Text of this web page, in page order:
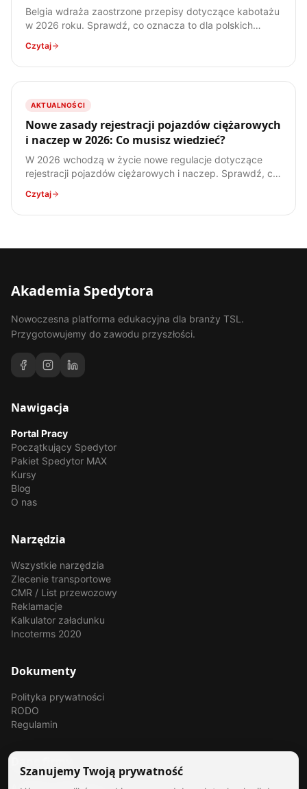
Szanujemy Twoją prywatność
Belgia wdraża zaostrzone przepisy dotyczące kabotażu
w 2026 roku. Sprawdź, co oznacza to dla polskich
Czytaj
AKTUALNOŚCI
Nowe zasady rejestracji pojazdów ciężarowych
i naczep w 2026: Co musisz wiedzieć?
W 2026 wchodzą w życie nowe regulacje dotyczące
rejestracji pojazdów ciężarowych i naczep. Sprawdź, co
zmiany.
Czytaj
Akademia Spedytora
Nowoczesna platforma edukacyjna dla branży TSL.
Przygotowujemy do zawodu przyszłości.
Nawigacja
Portal Pracy
Początkujący Spedytor
Pakiet Spedytor MAX
Kursy
Blog
O nas
Narzędzia
Wszystkie narzędzia
Zlecenie transportowe
CMR / List przewozowy
Reklamacje
Kalkulator załadunku
Incoterms 2020
Dokumenty
Polityka prywatności
RODO
Regulamin